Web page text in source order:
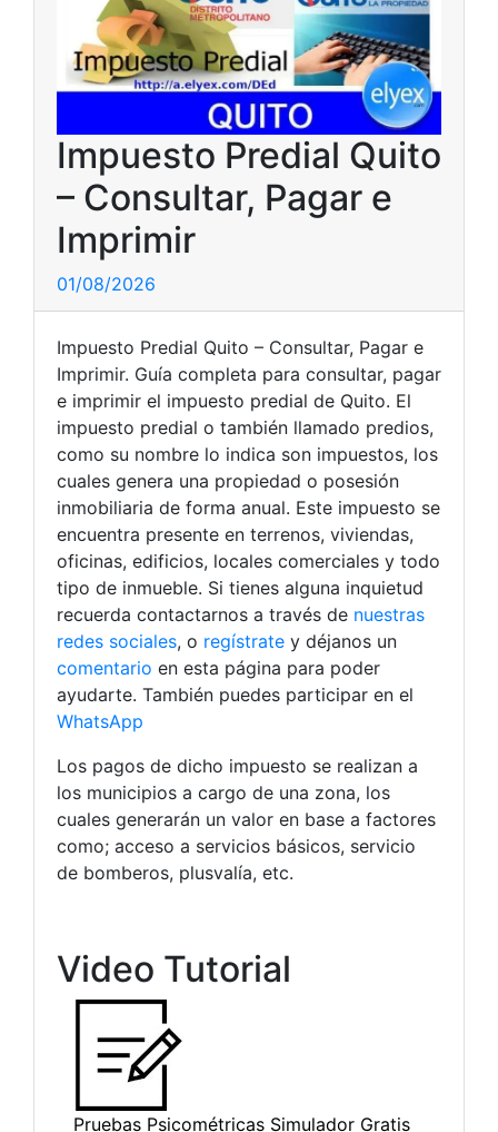
Impuesto Predial Quito
– Consultar, Pagar e
Imprimir
01/08/2026
Impuesto Predial Quito – Consultar, Pagar e
Imprimir. Guía completa para consultar, pagar
e imprimir el impuesto predial de Quito. El
impuesto predial o también llamado predios,
como su nombre lo indica son impuestos, los
cuales genera una propiedad o posesión
inmobiliaria de forma anual. Este impuesto se
encuentra presente en terrenos, viviendas,
oficinas, edificios, locales comerciales y todo
tipo de inmueble. Si tienes alguna inquietud
recuerda contactarnos a través de nuestras
redes sociales, o regístrate y déjanos un
comentario en esta página para poder
ayudarte. También puedes participar en el
WhatsApp
Los pagos de dicho impuesto se realizan a
los municipios a cargo de una zona, los
cuales generarán un valor en base a factores
como; acceso a servicios básicos, servicio
de bomberos, plusvalía, etc.
Video Tutorial